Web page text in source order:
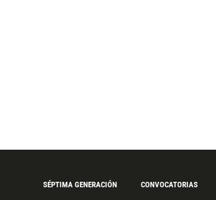
SÉPTIMA GENERACIÓN CONVOCATORIAS